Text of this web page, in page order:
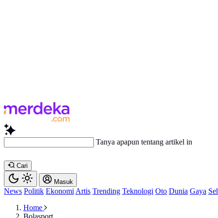
Baca lebih
Cari
Masuk
News Politik Ekonomi Artis Trending Teknologi Oto Dunia Gaya
Home
Bolasport